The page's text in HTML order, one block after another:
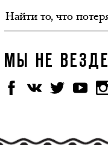
МЫ НЕ ВЕЗДЕ